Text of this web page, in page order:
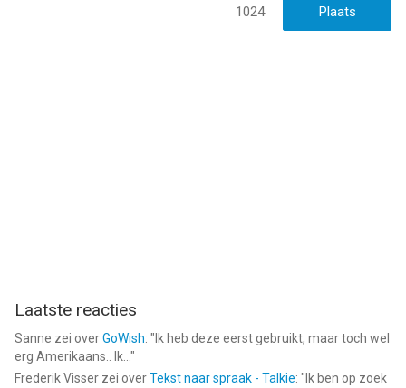
1024
Laatste reacties
Sanne zei overGoWish: " Ik heb deze eerst gebruikt, maar toch wel
erg Amerikaans.. Ik... "
Frederik Visser zei overTekst naar spraak - Talkie: " Ik ben op zoek